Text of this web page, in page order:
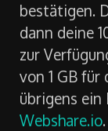
bestätigen.
dann deine
zur
von 1 GB für
übrigens ein
Webshare.io